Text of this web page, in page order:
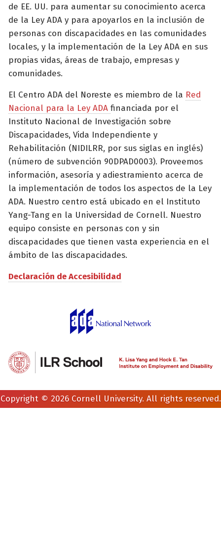
de EE. UU. para aumentar su conocimiento acerca
de la Ley ADA y para apoyarlos en la inclusión de
personas con discapacidades en las comunidades
locales, y la implementación de la Ley ADA en sus
propias vidas, áreas de trabajo, empresas y
comunidades.
El Centro ADA del Noreste es miembro de la Red
Nacional para la Ley ADA financiada por el
Instituto Nacional de Investigación sobre
Discapacidades, Vida Independiente y
Rehabilitación (NIDILRR, por sus siglas en inglés)
(número de subvención 90DPAD0003). Proveemos
información, asesoría y adiestramiento acerca de
la implementación de todos los aspectos de la Ley
ADA. Nuestro centro está ubicado en el Instituto
Yang-Tang en la Universidad de Cornell. Nuestro
equipo consiste en personas con y sin
discapacidades que tienen vasta experiencia en el
ámbito de las discapacidades.
Declaración de Accesibilidad
Copyright © 2026 Cornell University. All rights reserved.